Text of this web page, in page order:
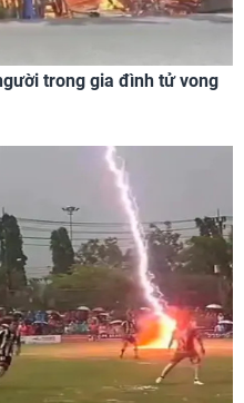
trong gia đình tử vong